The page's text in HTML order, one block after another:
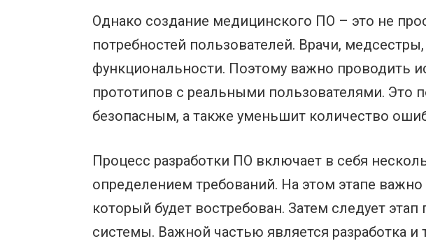
Однако создание медицинского ПО – это не
потребностей пользователей. Врачи,
функциональности. Поэтому важно проводить
прототипов с реальными пользователями. Это
безопасным, а также уменьшит количество
Процесс разработки ПО включает в себя
определением требований. На этом этапе
который будет востребован. Затем следует
системы. Важной частью является разработка